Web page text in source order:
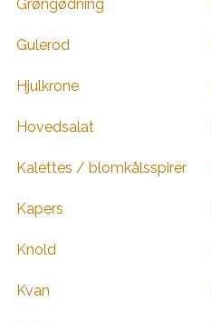
Grøngødning
Gulerod
Hjulkrone
Hovedsalat
Kalettes / blomkålsspirer
Kapers
Knold
Kvan